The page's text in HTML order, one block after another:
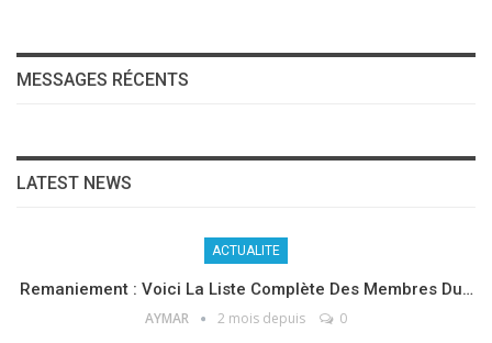
MESSAGES RÉCENTS
LATEST NEWS
ACTUALITE
Remaniement : Voici La Liste Complète Des Membres Du…
AYMAR 2 mois depuis 0